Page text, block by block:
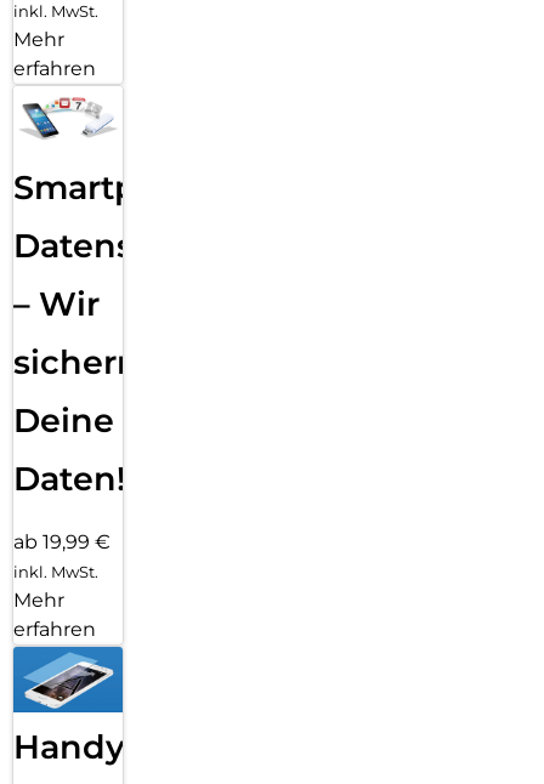
inkl. MwSt.
Mehr
erfahren
Smartphone
Datensicherung
– Wir
sichern
Deine
Daten!
ab 19,99 €
inkl. MwSt.
Mehr
erfahren
Handy